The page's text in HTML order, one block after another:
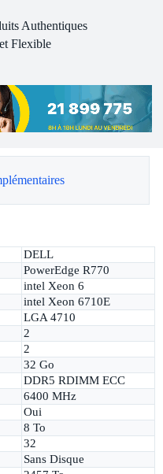
Authentiques
Flexible
DELL
PowerEdge R770
intel Xeon 6
intel Xeon 6710E
LGA 4710
2
2
32 Go
DDR5 RDIMM ECC
6400 MHz
Oui
8 To
32
Sans Disque